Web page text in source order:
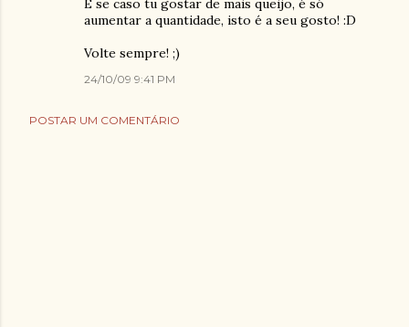
E se caso tu gostar de mais queijo, é só
aumentar a quantidade, isto é a seu gosto! :D
Volte sempre! ;)
24/10/09 9:41 PM
POSTAR UM COMENTÁRIO